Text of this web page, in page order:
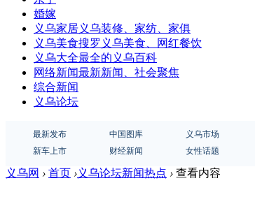
婚嫁
义乌家居义乌装修、家纺、家俱
义乌美食搜罗义乌美食、网红餐饮
义乌大全最全的义乌百科
网络新闻最新新闻、社会聚焦
综合新闻
义乌论坛
最新发布 中国图库 义乌市场
新车上市
财经新闻 女性话题
义乌网 › 首页 ›义乌论坛新闻热点 › 查看内容